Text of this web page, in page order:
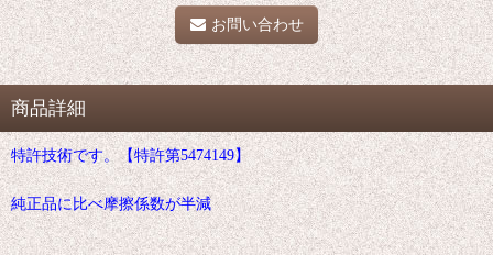
お問い合わせ
商品詳細
特許技術です。【特許第5474149】
純正品に比べ摩擦係数が半減